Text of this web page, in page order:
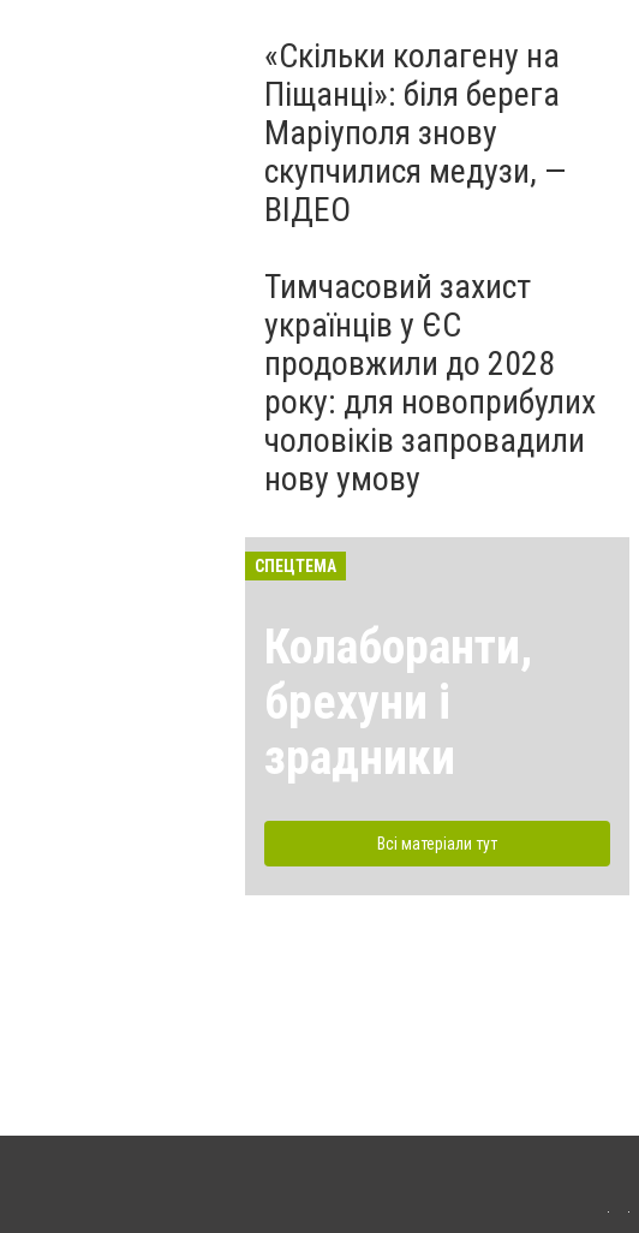
«Скільки колагену на
Піщанці»: біля берега
Маріуполя знову
скупчилися медузи, —
ВІДЕО
Тимчасовий захист
українців у ЄС
продовжили до 2028
року: для новоприбулих
чоловіків запровадили
нову умову
СПЕЦТЕМА
Колаборанти,
брехуни і
зрадники
Всі матеріали тут